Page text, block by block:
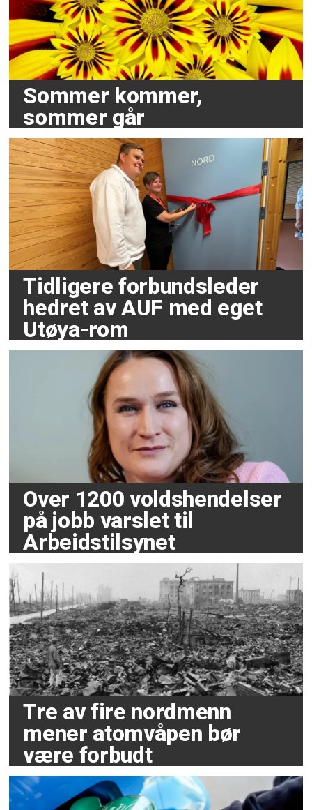
Sommer kommer,
sommer går
Tidligere forbundsleder
hedret av AUF med eget
Utøya-rom
Over 1200 voldshendelser
på jobb varslet til
Arbeidstilsynet
Tre av fire nordmenn
mener atomvåpen bør
være forbudt